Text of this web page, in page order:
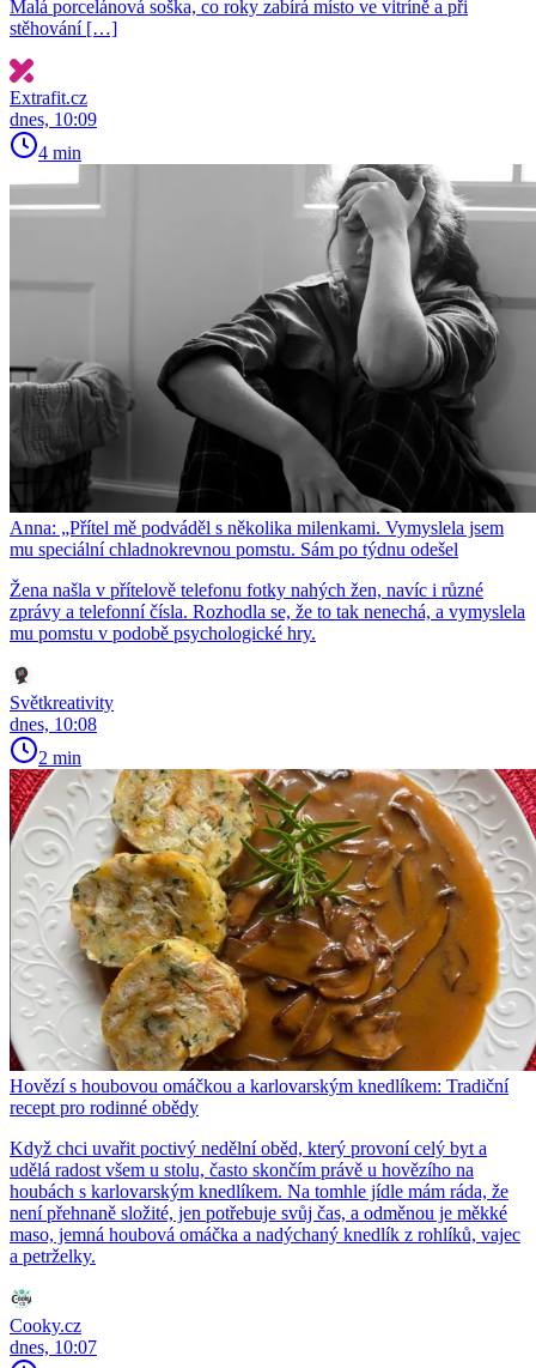
Malá porcelánová soška, co roky zabírá místo ve vitríně a při
stěhování […]
Extrafit.cz
dnes, 10:09
4 min
Anna: „Přítel mě podváděl s několika milenkami. Vymyslela jsem
mu speciální chladnokrevnou pomstu. Sám po týdnu odešel
Žena našla v přítelově telefonu fotky nahých žen, navíc i různé
zprávy a telefonní čísla. Rozhodla se, že to tak nenechá, a vymyslela
mu pomstu v podobě psychologické hry.
Světkreativity
dnes, 10:08
2 min
Hovězí s houbovou omáčkou a karlovarským knedlíkem: Tradiční
recept pro rodinné obědy
Když chci uvařit poctivý nedělní oběd, který provoní celý byt a
udělá radost všem u stolu, často skončím právě u hovězího na
houbách s karlovarským knedlíkem. Na tomhle jídle mám ráda, že
není přehnaně složité, jen potřebuje svůj čas, a odměnou je měkké
maso, jemná houbová omáčka a nadýchaný knedlík z rohlíků, vajec
a petrželky.
Cooky.cz
dnes, 10:07